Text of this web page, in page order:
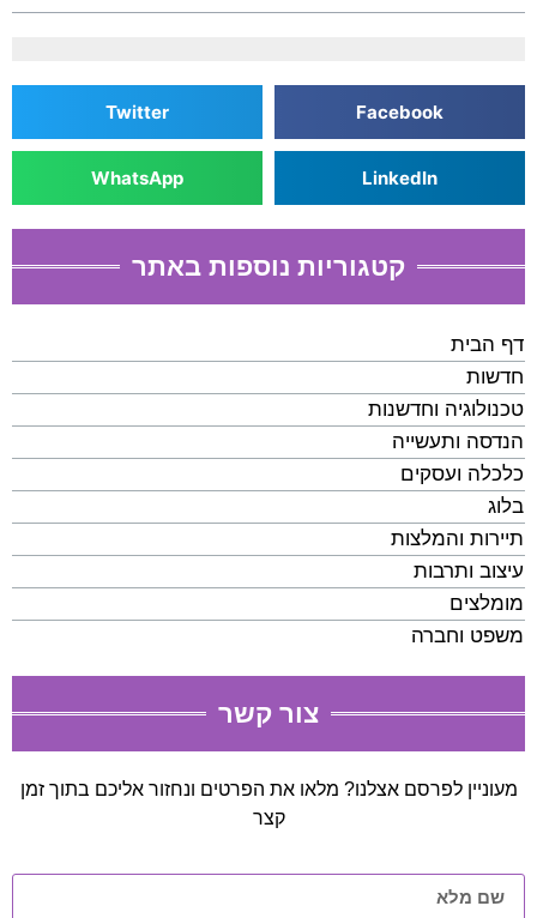
Facebook
Twitter
LinkedIn
WhatsApp
קטגוריות נוספות באתר
דף הבית
חדשות
טכנולוגיה וחדשנות
הנדסה ותעשייה
כלכלה ועסקים
בלוג
תיירות והמלצות
עיצוב ותרבות
מומלצים
משפט וחברה
צור קשר
מעוניין לפרסם אצלנו? מלאו את הפרטים ונחזור אליכם בתוך זמן
קצר